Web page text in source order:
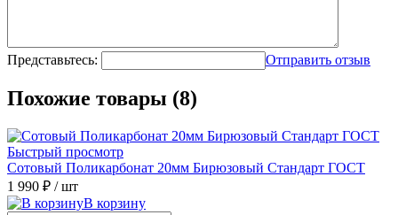
Представьтесь: Отправить отзыв
Похожие товары (8)
Быстрый просмотр
Сотовый Поликарбонат 20мм Бирюзовый Стандарт ГОСТ
1 990 ₽ / шт
В корзину